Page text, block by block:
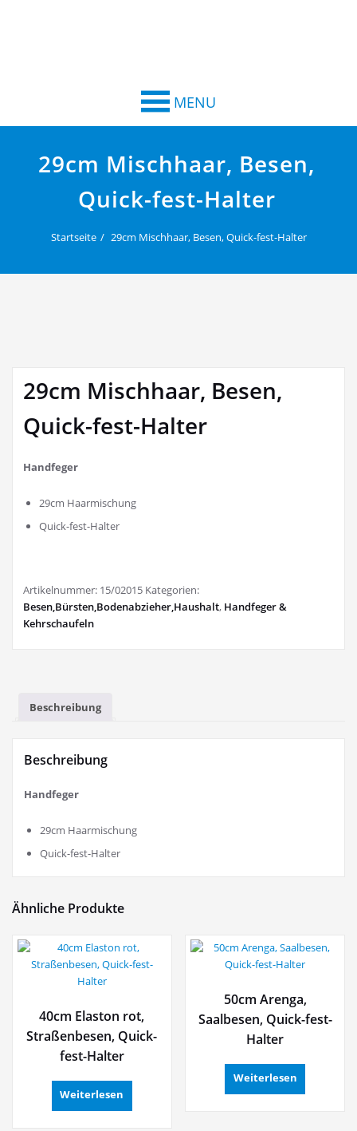
MENU
29cm Mischhaar, Besen,
Quick-fest-Halter
Startseite 29cm Mischhaar, Besen, Quick-fest-Halter
29cm Mischhaar, Besen,
Quick-fest-Halter
Handfeger
29cm Haarmischung
Quick-fest-Halter
Artikelnummer: 15/02015 Kategorien:
Besen,Bürsten,Bodenabzieher,Haushalt, Handfeger &
Kehrschaufeln
Beschreibung
Beschreibung
Handfeger
29cm Haarmischung
Quick-fest-Halter
Ähnliche Produkte
40cm Elaston rot,
Straßenbesen, Quick-
fest-Halter
Weiterlesen
50cm Arenga,
Saalbesen, Quick-fest-
Halter
Weiterlesen